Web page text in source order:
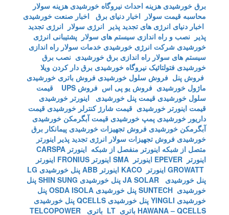
برق خورشیدی هزینه احداث نیروگاه خورشیدی هزینه سولار
محاسبه قیمت سولار اخبار دنیای برق اخبار صنعت خورشیدی
اخبار دنیای انرژی های تجدید پذیر انرژی سولار انرژی تجدید
پذیر نصب و راه اندازی سیستم های سولار پشتیبانی انرژی
خورشیدی شرکت انرژی خورشیدی خدمات سولار راه اندازی
سیستم های سولار راه اندازی برق خورشیدی نصب برق
خورشیدی فتولتائیک نیروگاه خورشیدی برق دار کردن ویلا
فروش پنل فروش سلول خورشیدی فروش باتری خورشیدی
ماژول خورشیدی فروش یو پی اس فروش UPS
قیمت
سلول خورشیدی قیمت پنل خورشیدی
اینورتر خورشیدی
قیمت اینورتر خورشیدی قیمت شارژ کنترلر خورشیدی قیمت
داریور خورشیدی پمپ خورشیدی قیمت آبگرمکن خورشیدی
آبگرمکن خورشیدی فروش تجهیزات خورشیدی پیمانکار برق
خورشیدی فروش تجهیزات سولار انرژی تجدید پذیر اینورتر
متصل از شبکه اینورتر منفصل از شبکه اینورتر CARSPA
اینورتر EPEVER
اینورتر SMA اینورتر FRONIUS
اینورتر
اینورتر KACO اینورتر ABB
پنل خورشیدی LG
پنل خورشیدی JA SOLAR
پنل خورشیدی SHIN SUNG
پنل
خورشیدی SUNTECH
پنل خورشیدی OSDA ISOLA
پنل
خورشیدی YINGLI
پنل خورشیدی QCELLS
پنل خورشیدی
HAWANA – QCELLS باتری LT
باتری TELCOPOWER